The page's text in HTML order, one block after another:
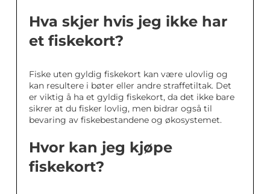
Hva skjer hvis jeg ikke har
et fiskekort?
Fiske uten gyldig fiskekort kan være ulovlig og
kan resultere i bøter eller andre straffetiltak. Det
er viktig å ha et gyldig fiskekort, da det ikke bare
sikrer at du fisker lovlig, men bidrar også til
bevaring av fiskebestandene og økosystemet.
Hvor kan jeg kjøpe
fiskekort?